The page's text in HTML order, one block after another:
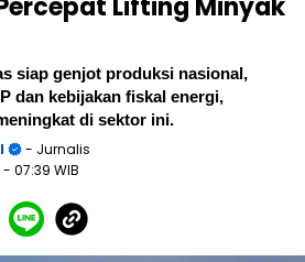
Lifting Minyak
siap genjot produksi nasional,
dan kebijakan fiskal energi,
di sektor ini.
- Jurnalis
- 07:39 WIB